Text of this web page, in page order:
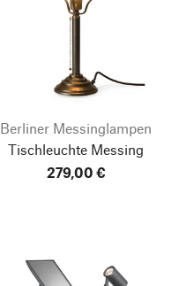
Berliner Messinglampen
Tischleuchte Messing
279,00 €